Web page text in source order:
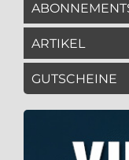
ARTIKEL
GUTSCHEINE